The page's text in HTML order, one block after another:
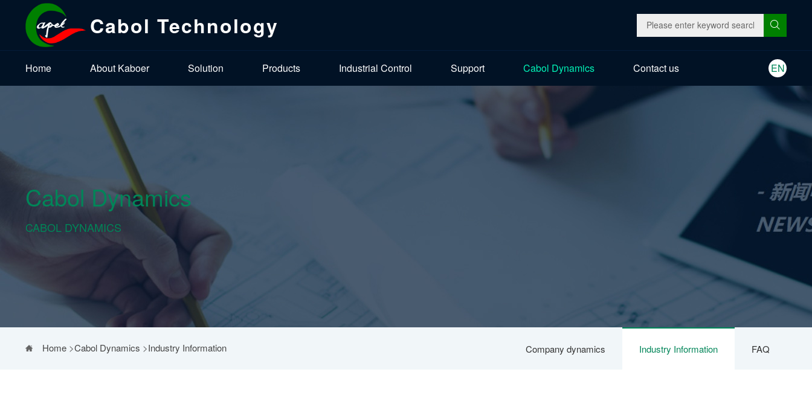
Cabol Technology
Home About Kaboer Solution Products Industrial Control Support Cabol Dynamics Contact us EN
Cabol Dynamics
CABOL DYNAMICS
Company dynamics Industry Information FAQ
Home>Cabol Dynamics >Industry Information